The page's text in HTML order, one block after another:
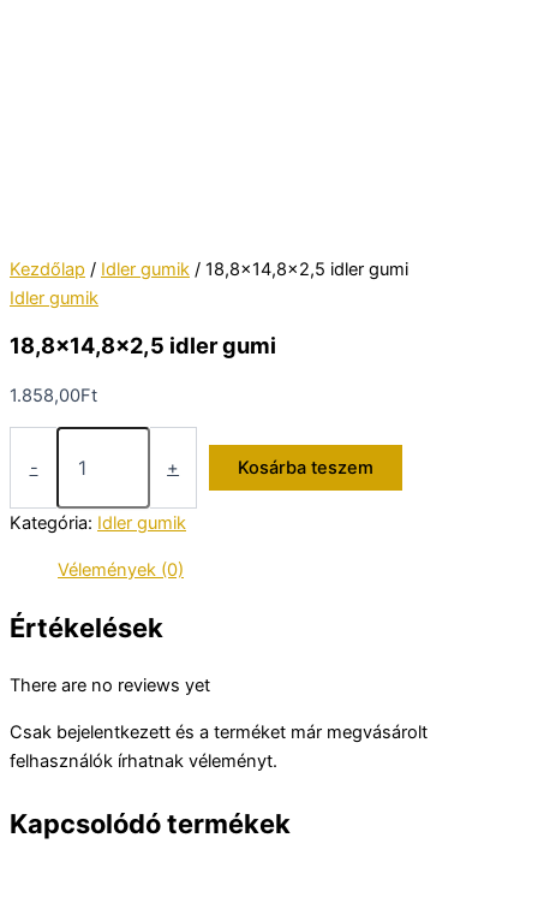
Kezdőlap / Idler gumik / 18,8×14,8×2,5 idler gumi
Idler gumik
18,8×14,8×2,5 idler gumi
1.858,00Ft
-
18,8x14,8x2,5
mennyiség
+ Kosárba teszem
Kategória: Idler gumik
Vélemények (0)
Értékelések
There are no reviews yet
Csak bejelentkezett és a terméket már megvásárolt
felhasználók írhatnak véleményt.
Kapcsolódó termékek